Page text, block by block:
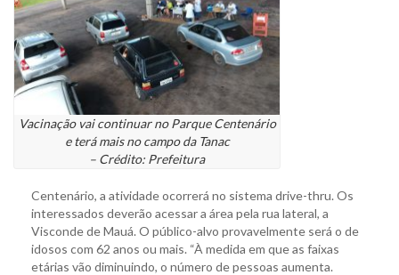
Vacinação vai continuar no Parque Centenário
e terá mais no campo da Tanac
– Crédito: Prefeitura
Centenário, a atividade ocorrerá no sistema drive-thru. Os
interessados deverão acessar a área pela rua lateral, a
Visconde de Mauá. O público-alvo provavelmente será o de
idosos com 62 anos ou mais. “À medida em que as faixas
etárias vão diminuindo, o número de pessoas aumenta.